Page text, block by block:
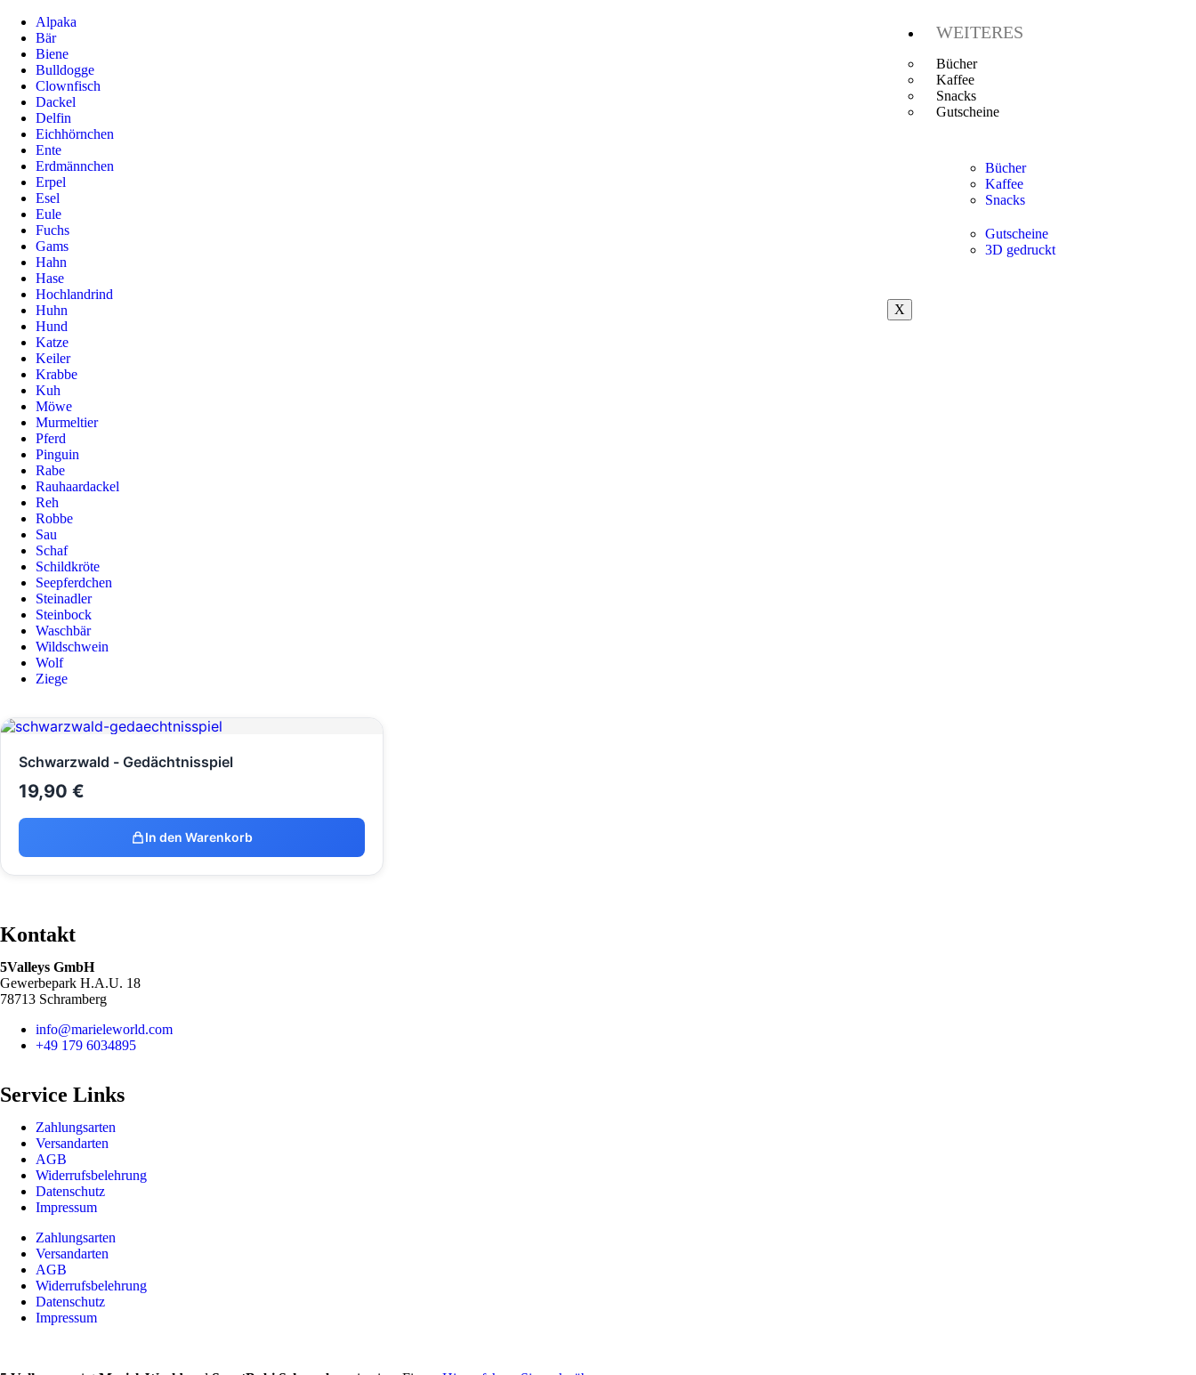
WEITERES
Bücher
Kaffee
Snacks
Gutscheine
Bücher
Kaffee
Snacks
Gutscheine
3D gedruckt
X
Alpaka
Bär
Biene
Bulldogge
Clownfisch
Dackel
Delfin
Eichhörnchen
Ente
Erdmännchen
Erpel
Esel
Eule
Fuchs
Gams
Hahn
Hase
Hochlandrind
Huhn
Hund
Katze
Keiler
Krabbe
Kuh
Möwe
Murmeltier
Pferd
Pinguin
Rabe
Rauhaardackel
Reh
Robbe
Sau
Schaf
Schildkröte
Seepferdchen
Steinadler
Steinbock
Waschbär
Wildschwein
Wolf
Ziege
Schwarzwald - Gedächtnisspiel
19,90 €
In den Warenkorb
Kontakt
5Valleys GmbH
Gewerbepark H.A.U. 18
78713 Schramberg
info@marieleworld.com
+49 179 6034895
Service Links
Zahlungsarten
Versandarten
AGB
Widerrufsbelehrung
Datenschutz
Impressum
Zahlungsarten
Versandarten
AGB
Widerrufsbelehrung
Datenschutz
Impressum